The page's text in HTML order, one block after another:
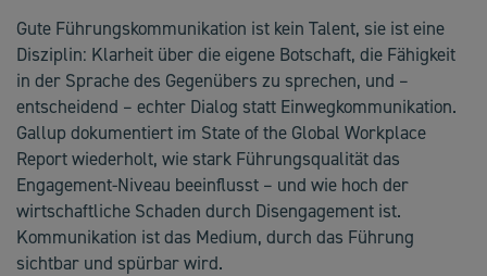
Gute Führungskommunikation ist kein Talent, sie ist eine
Disziplin: Klarheit über die eigene Botschaft, die Fähigkeit
in der Sprache des Gegenübers zu sprechen, und –
entscheidend – echter Dialog statt Einwegkommunikation.
Gallup dokumentiert im State of the Global Workplace
Report wiederholt, wie stark Führungsqualität das
Engagement-Niveau beeinflusst – und wie hoch der
wirtschaftliche Schaden durch Disengagement ist.
Kommunikation ist das Medium, durch das Führung
sichtbar und spürbar wird.